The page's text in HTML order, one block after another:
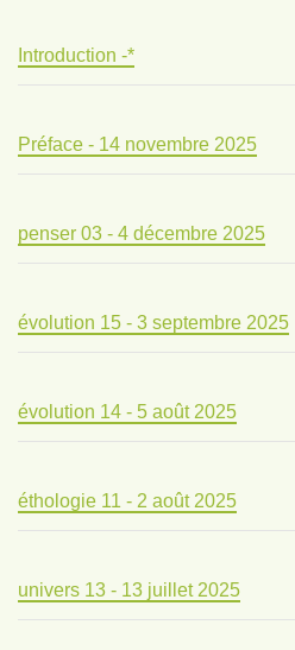
Introduction -*
Préface - 14 novembre 2025
penser 03 - 4 décembre 2025
évolution 15 - 3 septembre 2025
évolution 14 - 5 août 2025
éthologie 11 - 2 août 2025
univers 13 - 13 juillet 2025